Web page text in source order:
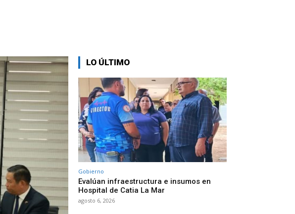
LO ÚLTIMO
Gobierno
Evalúan infraestructura e insumos en
Hospital de Catia La Mar
agosto 6, 2026